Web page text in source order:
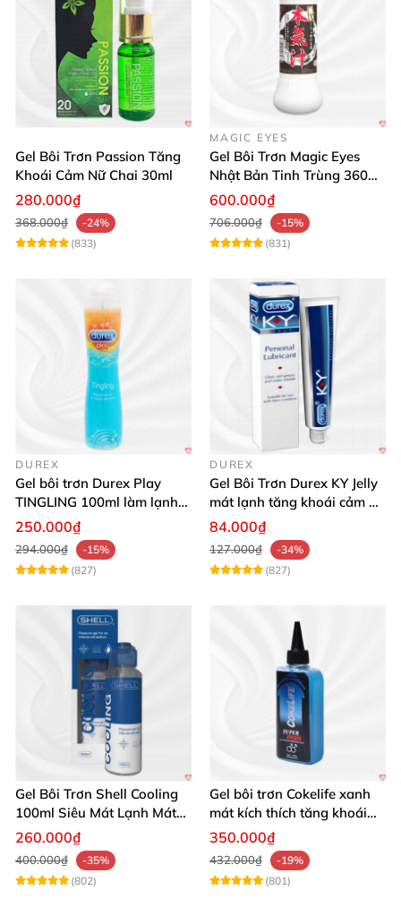
Gel Bôi Trơn Passion Tăng
Khoái Cảm Nữ Chai 30ml
280.000₫
368.000₫
-24%
(833)
MAGIC EYES
Gel Bôi Trơn Magic Eyes
Nhật Bản Tinh Trùng 360ml
Kích Thích
600.000₫
706.000₫
-15%
(831)
DUREX
Gel bôi trơn Durex Play
TINGLING 100ml làm lạnh
tê mê kích thích
250.000₫
294.000₫
-15%
(827)
DUREX
Gel Bôi Trơn Durex KY Jelly
mát lạnh tăng khoái cảm an
toàn
84.000₫
127.000₫
-34%
(827)
Gel Bôi Trơn Shell Cooling
100ml Siêu Mát Lạnh Mát
Lâu
260.000₫
400.000₫
-35%
(802)
Gel bôi trơn Cokelife xanh
mát kích thích tăng khoái
cảm gay
350.000₫
432.000₫
-19%
(801)